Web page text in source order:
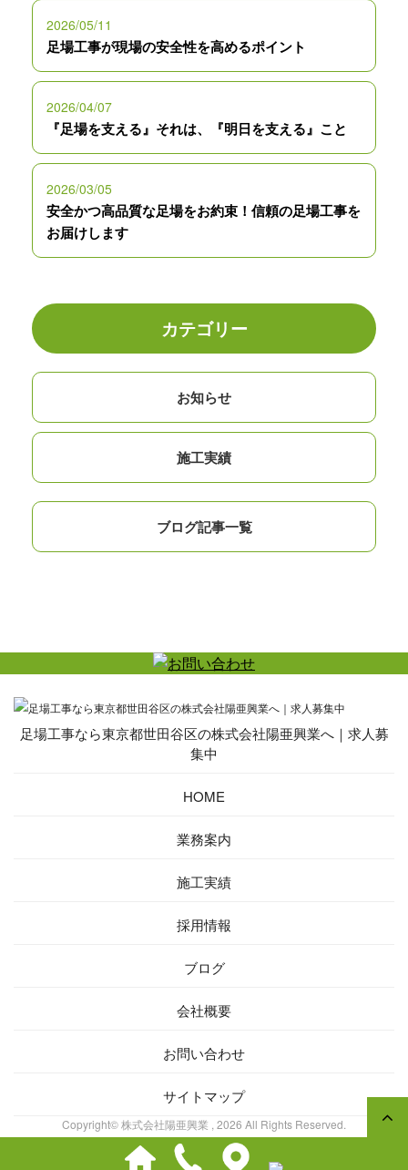
2026/05/11
足場工事が現場の安全性を高めるポイント
2026/04/07
『足場を支える』それは、『明日を支える』こと
2026/03/05
安全かつ高品質な足場をお約束！信頼の足場工事を
お届けします
カテゴリー
お知らせ
施工実績
ブログ記事一覧
足場工事なら東京都世田谷区の株式会社陽亜興業へ｜求人募
集中
HOME
業務案内
施工実績
採用情報
ブログ
会社概要
お問い合わせ
サイトマップ
Copyright© 株式会社陽亜興業 , 2026 All Rights Reserved.